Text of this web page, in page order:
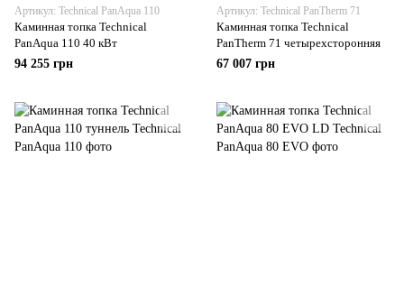
Артикул: Technical PanAqua 110
Каминная топка Technical
PanAqua 110 40 кВт
94 255 грн
Артикул: Technical PanTherm 71
Каминная топка Technical
PanTherm 71 четырехсторонняя
67 007 грн